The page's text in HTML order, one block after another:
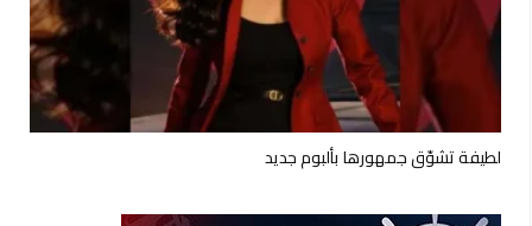
لطيفة تشوّق جمهورها بألبوم جديد